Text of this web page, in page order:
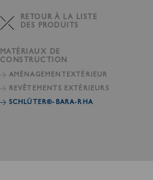
RETOUR À LA LISTE
DES PRODUITS
MATÉRIAUX DE
CONSTRUCTION
AMÉNAGEMENT EXTÉRIEUR
REVÊTEMENTS EXTÉRIEURS
SCHLÜTER®-BARA-RHA